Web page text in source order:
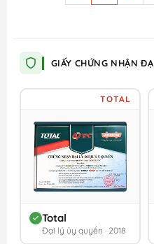
GIẤY CHỨNG NHẬN
TOTAL
Total
Đại lý ủy quyền · 2018